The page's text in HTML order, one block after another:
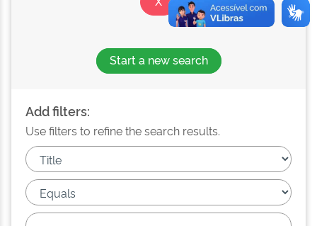
Start a new search
Add filters:
Use filters to refine the search results.